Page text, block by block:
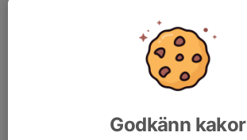
Godkänn kakor